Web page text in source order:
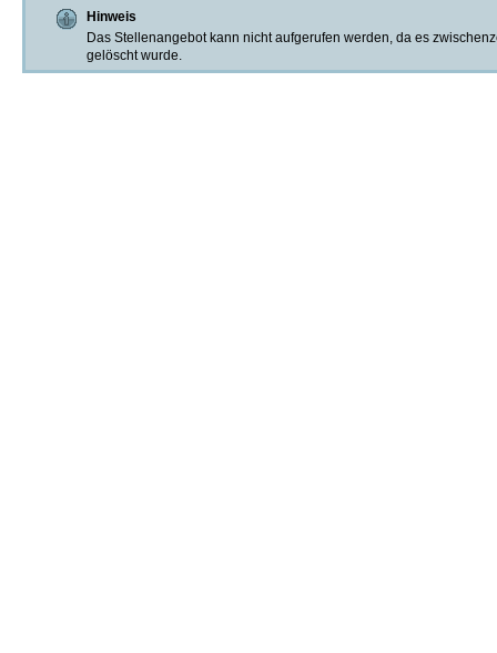
Hinweis
Das Stellenangebot kann nicht aufgerufen werden, da es
gelöscht wurde.